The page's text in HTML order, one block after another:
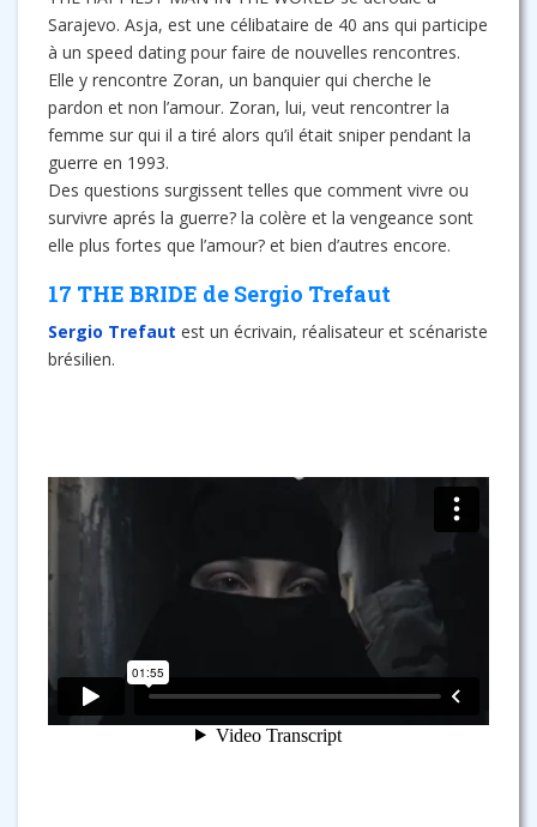
Sarajevo. Asja, est une célibataire de 40 ans qui participe
à un speed dating pour faire de nouvelles rencontres.
Elle y rencontre Zoran, un banquier qui cherche le
pardon et non l’amour. Zoran, lui, veut rencontrer la
femme sur qui il a tiré alors qu’il était sniper pendant la
guerre en 1993.
Des questions surgissent telles que comment vivre ou
survivre aprés la guerre? la colère et la vengeance sont
elle plus fortes que l’amour? et bien d’autres encore.
17 THE BRIDE de Sergio Trefaut
Sergio Trefaut est un écrivain, réalisateur et scénariste
brésilien.